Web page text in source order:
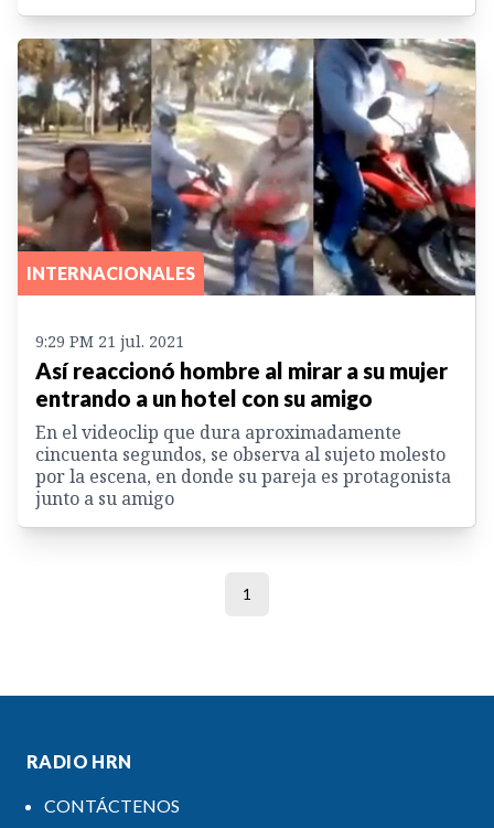
INTERNACIONALES
9:29 PM 21 jul. 2021
Así reaccionó hombre al mirar a su mujer
entrando a un hotel con su amigo
En el videoclip que dura aproximadamente
cincuenta segundos, se observa al sujeto molesto
por la escena, en donde su pareja es protagonista
junto a su amigo
1
RADIO HRN
CONTÁCTENOS